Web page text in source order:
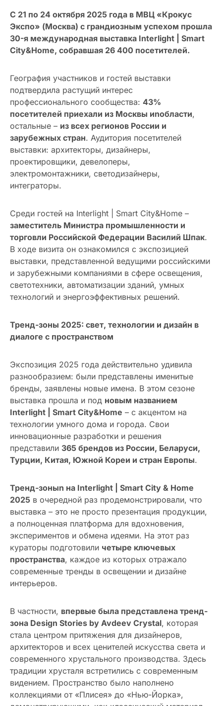
С 21 по 24 октября 2025 года в МВЦ «Крокус
Экспо» (Москва) с грандиозным успехом прошла
30-я международная выставка Interlight | Smart
City&Home, собравшая 26 400 посетителей.
География участников и гостей выставки
подтвердила растущий интерес
профессионального сообщества: 43%
посетителей приехали из Москвы иnобласти,
остальные – из всех регионов России и
зарубежных стран. Аудитория посетителей
выставки: архитекторы, дизайнеры,
проектировщики, девелоперы,
электромонтажники, светодизайнеры,
интеграторы.
Среди гостей на Interlight | Smart City&Home –
заместитель Министра промышленности и
торговли Российской Федерации Василий Шпак.
В ходе визита он ознакомился с экспозицией
выставки, представленной ведущими российскими
и зарубежными компаниями в сфере освещения,
светотехники, автоматизации зданий, умных
технологий и энергоэффективных решений.
Тренд-зоны 2025: свет, технологии и дизайн в
диалоге с пространством
Экспозиция 2025 года действительно удивила
разнообразием: были представлены именитые
бренды, заявлены новые имена. В этом сезоне
выставка прошла и под новым названием
Interlight | Smart City&Home – с акцентом на
технологии умного дома и города. Свои
инновационные разработки и решения
представили 365 брендов из России, Беларуси,
Турции, Китая, Южной Кореи и стран Европы.
Тренд-зоныn на Interlight | Smart City & Home
2025 в очередной раз продемонстрировали, что
выставка – это не просто презентация продукции,
а полноценная платформа для вдохновения,
экспериментов и обмена идеями. На этот раз
кураторы подготовили четыре ключевых
пространства, каждое из которых отражало
современные тренды в освещении и дизайне
интерьеров.
В частности, впервые была представлена тренд-
зона Design Stories by Avdeev Crystal, которая
стала центром притяжения для дизайнеров,
архитекторов и всех ценителей искусства света и
современного хрустального производства. Здесь
традиции хрусталя встретились с современным
видением. Пространство было наполнено
коллекциями от «Плисея» до «Нью-Йорка»,